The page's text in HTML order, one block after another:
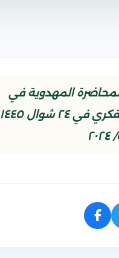
المهدوية في
ملتقى براثا الفكري في ٢٤ شوال ١٤٤٥